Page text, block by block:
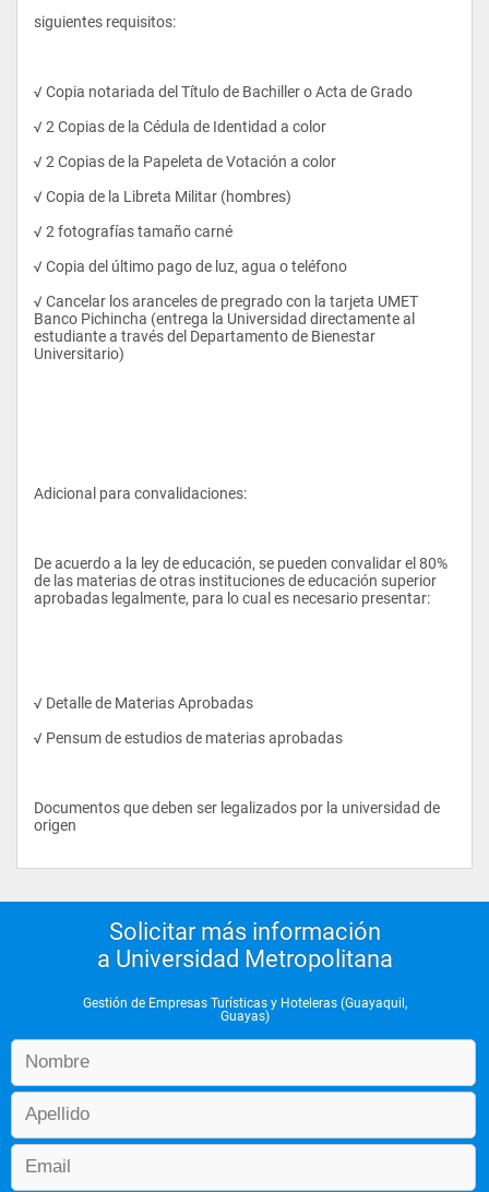
Convenios con establecimientos turísticos y hoteleros que
PERFIL PROFESIONAL:
El Ingeniero en Gestión de Empresas Turística y Hoteleras es
un profesional de tercer nivel capacitado para: administrar,
emprender y evaluar, proyectos turísticos y hoteleros
orientados a la solución de problemas y al desarrollo del sector
turístico en el Ecuador con responsabilidad, honestidad,
tolerancia,  entrega y colaboración
PERFIL OCUPACIONAL:
El Ingeniero en Gestión Hotelera y Turística graduado en la
UMET,  puede desempeñarse en los siguientes puestos en el
campo laboral:
Jefe  de departamentos operativos
Consultor de proyectos turísticos
proyectos
Ejecutivo en diversas empresas del sector turístico
Guía en diferentes áreas turísticas
Administrador de su propia empresa turística
Operador de Agencia de viajes
siguientes requisitos:
√ Copia notariada del Título de Bachiller o Acta de Grado
√ 2 Copias de la Cédula de Identidad a color
√ 2 Copias de la Papeleta de Votación a color
√ Copia de la Libreta Militar (hombres)
√ 2 fotografías tamaño carné
√ Copia del último pago de luz, agua o teléfono
√ Cancelar los aranceles de pregrado con la tarjeta UMET
Banco Pichincha (entrega la Universidad directamente al
estudiante a través del Departamento de Bienestar
Universitario)
Adicional para convalidaciones:
De acuerdo a la ley de educación, se pueden convalidar el 80%
de las materias de otras instituciones de educación superior
aprobadas legalmente, para lo cual es necesario presentar:
√ Detalle de Materias Aprobadas
√ Pensum de estudios de materias aprobadas
Documentos que deben ser legalizados por la universidad de
origen
Solicitar más información
a Universidad Metropolitana
Gestión de Empresas Turísticas y Hoteleras (Guayaquil,
Guayas)